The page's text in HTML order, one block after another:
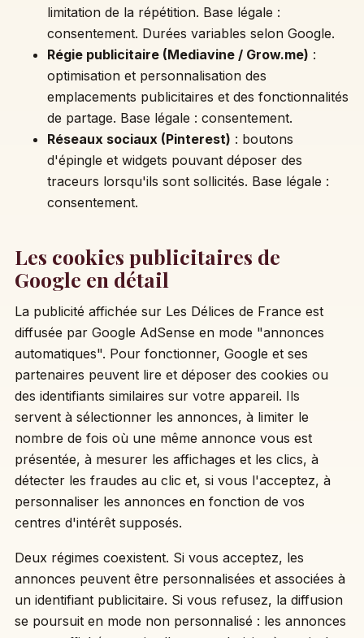
limitation de la répétition. Base légale :
consentement. Durées variables selon Google.
Régie publicitaire (Mediavine / Grow.me) :
optimisation et personnalisation des
emplacements publicitaires et des fonctionnalités
de partage. Base légale : consentement.
Réseaux sociaux (Pinterest) : boutons
d'épingle et widgets pouvant déposer des
traceurs lorsqu'ils sont sollicités. Base légale :
consentement.
Les cookies publicitaires de
Google en détail
La publicité affichée sur Les Délices de France est
diffusée par Google AdSense en mode "annonces
automatiques". Pour fonctionner, Google et ses
partenaires peuvent lire et déposer des cookies ou
des identifiants similaires sur votre appareil. Ils
servent à sélectionner les annonces, à limiter le
nombre de fois où une même annonce vous est
présentée, à mesurer les affichages et les clics, à
détecter les fraudes au clic et, si vous l'acceptez, à
personnaliser les annonces en fonction de vos
centres d'intérêt supposés.
Deux régimes coexistent. Si vous acceptez, les
annonces peuvent être personnalisées et associées à
un identifiant publicitaire. Si vous refusez, la diffusion
se poursuit en mode non personnalisé : les annonces